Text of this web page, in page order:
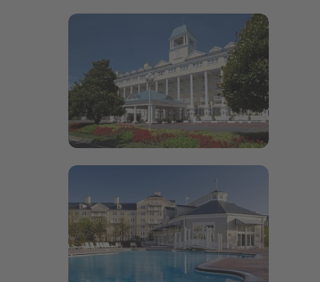
Bildergalerie öffnen
Bildergalerie öffnen